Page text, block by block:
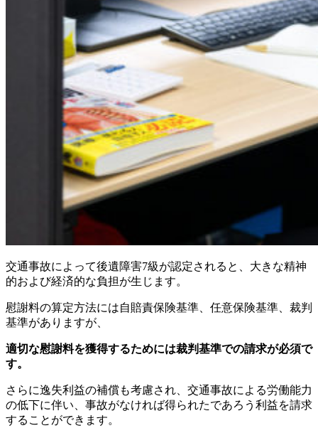
交通事故によって後遺障害7級が認定されると、大きな精神
的および経済的な負担が生じます。
慰謝料の算定方法には自賠責保険基準、任意保険基準、裁判
基準がありますが、
適切な慰謝料を獲得するためには裁判基準での請求が必須で
す。
さらに逸失利益の補償も考慮され、交通事故による労働能力
の低下に伴い、事故がなければ得られたであろう利益を請求
することができます。